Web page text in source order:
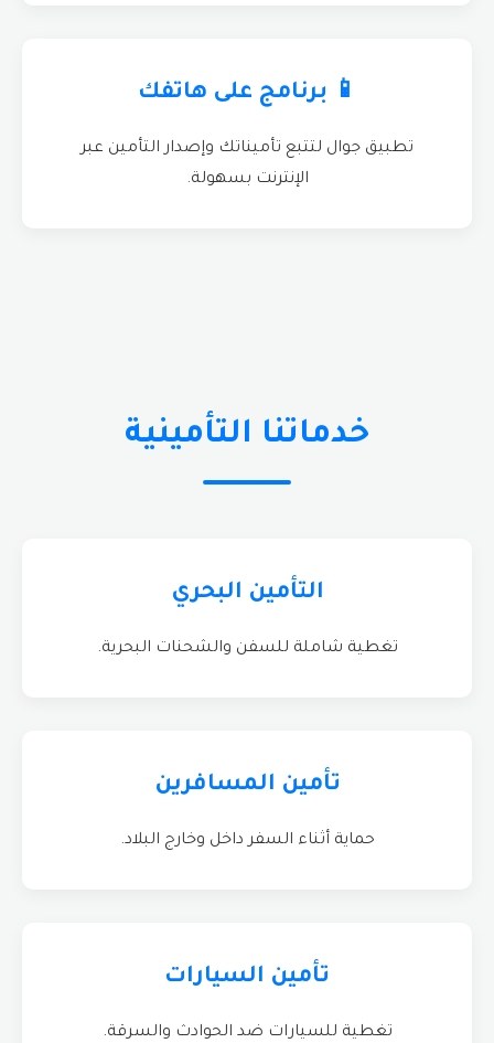
📱 برنامج على هاتفك
تطبيق جوال لتتبع تأميناتك وإصدار التأمين عبر
الإنترنت بسهولة.
خدماتنا التأمينية
التأمين البحري
تغطية شاملة للسفن والشحنات البحرية.
تأمين المسافرين
حماية أثناء السفر داخل وخارج البلاد.
تأمين السيارات
تغطية للسيارات ضد الحوادث والسرقة.